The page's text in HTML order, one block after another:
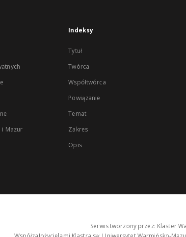
Mazur
Indeksy
Tytuł
Twórca
Współtwórca
Powiązanie
Temat
Zakres
Opis
Serwis tworzony przez: Klaster